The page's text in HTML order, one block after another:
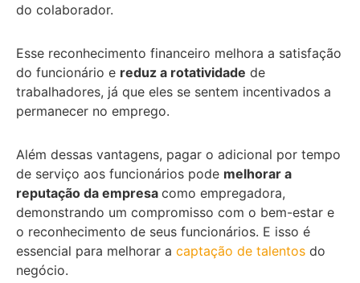
do colaborador.
Esse reconhecimento financeiro melhora a satisfação
do funcionário e reduz a rotatividade de
trabalhadores, já que eles se sentem incentivados a
permanecer no emprego.
Além dessas vantagens, pagar o adicional por tempo
de serviço aos funcionários pode melhorar a
reputação da empresa como empregadora,
demonstrando um compromisso com o bem-estar e
o reconhecimento de seus funcionários. E isso é
essencial para melhorar a captação de talentos do
negócio.